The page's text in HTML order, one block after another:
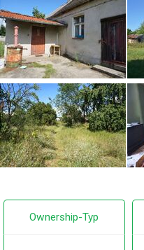
Ownership-Typ